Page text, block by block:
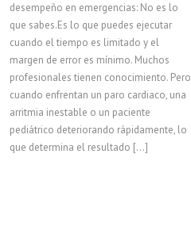
desempeño en emergencias: No es lo
que sabes.Es lo que puedes ejecutar
cuando el tiempo es limitado y el
margen de error es mínimo. Muchos
profesionales tienen conocimiento. Pero
cuando enfrentan un paro cardiaco, una
arritmia inestable o un paciente
pediátrico deteriorando rápidamente, lo
que determina el resultado […]